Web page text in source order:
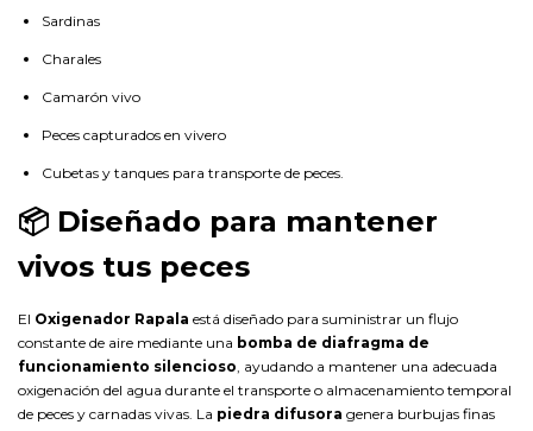
Sardinas
Charales
Camarón vivo
Peces capturados en vivero
Cubetas y tanques para transporte de peces.
📦 Diseñado para mantener
vivos tus peces
El Oxigenador Rapala está diseñado para suministrar un flujo
constante de aire mediante una bomba de diafragma de
funcionamiento silencioso , ayudando a mantener una adecuada
oxigenación del agua durante el transporte o almacenamiento temporal
de peces y carnadas vivas. La piedra difusora genera burbujas finas